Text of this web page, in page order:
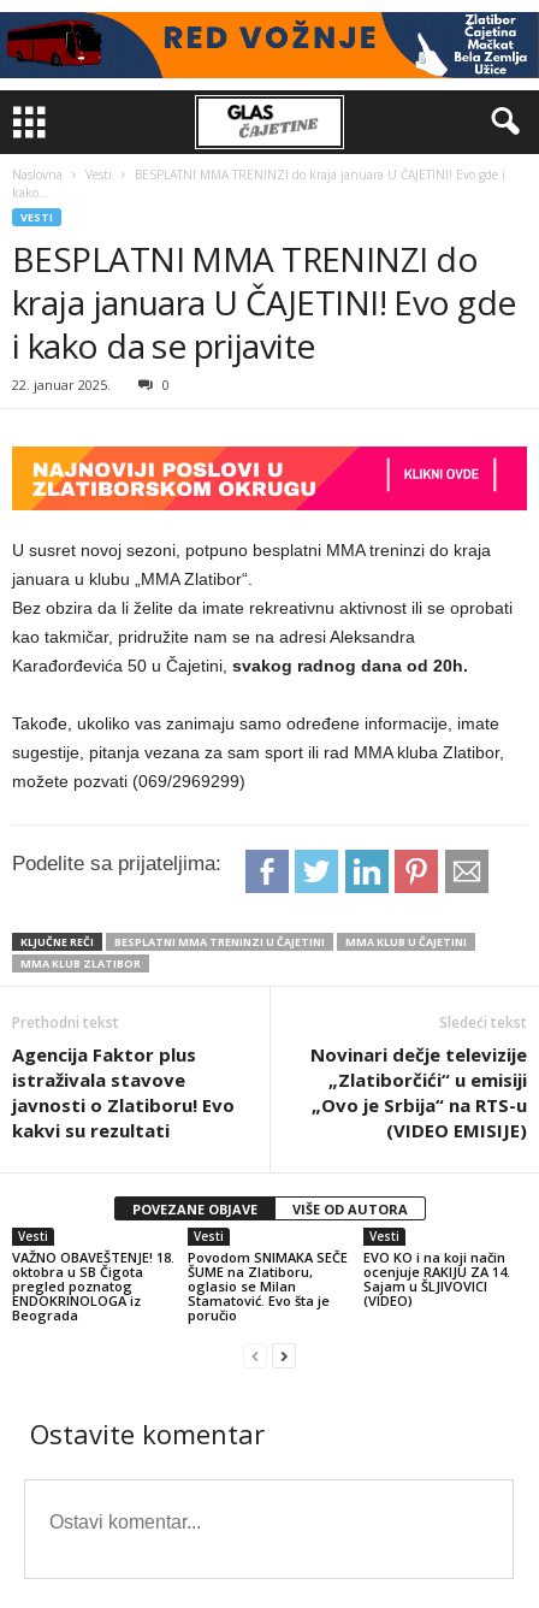
Naslovna Vesti
BESPLATNI MMA TRENINZI do kraja januara U ČAJETINI! Evo gde i
kako...
VESTI
BESPLATNI MMA TRENINZI do
kraja januara U ČAJETINI! Evo gde
i kako da se prijavite
22. januar 2025. 0
U susret novoj sezoni, potpuno besplatni MMA treninzi do kraja
januara u klubu „MMA Zlatibor“.
Bez obzira da li želite da imate rekreativnu aktivnost ili se oprobati
kao takmičar, pridružite nam se na adresi Aleksandra
Karađorđevića 50 u Čajetini, svakog radnog dana od 20h.
Takođe, ukoliko vas zanimaju samo određene informacije, imate
sugestije, pitanja vezana za sam sport ili rad MMA kluba Zlatibor,
možete pozvati (069/2969299)
Podelite sa prijateljima:
KLJUČNE REČI BESPLATNI MMA TRENINZI U ČAJETINI
MMA KLUB U ČAJETINI
MMA KLUB ZLATIBOR
Prethodni tekst
Agencija Faktor plus
istraživala stavove
javnosti o Zlatiboru! Evo
kakvi su rezultati
Sledeći tekst
Novinari dečje televizije
„Zlatiborčići“ u emisiji
„Ovo je Srbija“ na RTS-u
(VIDEO EMISIJE)
POVEZANE OBJAVE VIŠE OD AUTORA
Vesti
VAŽNO OBAVEŠTENJE! 18.
oktobra u SB Čigota
pregled poznatog
ENDOKRINOLOGA iz
Beograda
Vesti
Povodom SNIMAKA SEČE
ŠUME na Zlatiboru,
oglasio se Milan
Stamatović. Evo šta je
poručio
Vesti
EVO KO i na koji način
ocenjuje RAKIJU ZA 14.
Sajam u ŠLJIVOVICI
(VIDEO)
Ostavite komentar